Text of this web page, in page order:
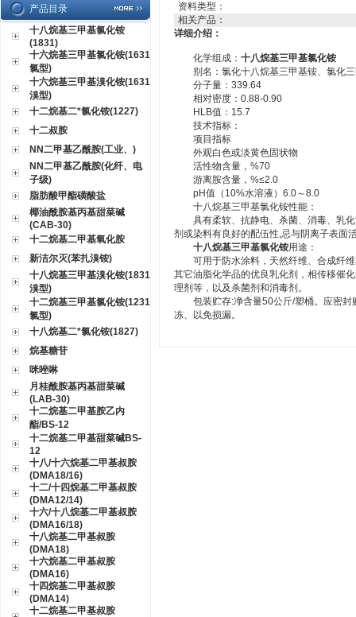
产品目录
十八烷基三甲基氯化铵
(1831)
十六烷基三甲基氯化铵(1631
氯型)
十六烷基三甲基溴化铵(1631
溴型)
十二烷基二*氯化铵(1227)
十二叔胺
NN二甲基乙酰胺(工业、)
NN二甲基乙酰胺(化纤、电
子级)
脂肪酸甲酯磺酸盐
椰油酰胺基丙基甜菜碱
(CAB-30)
十二烷基二甲基氧化胺
新洁尔灭(苯扎溴铵)
十八烷基三甲基溴化铵(1831
溴型)
十二烷基三甲基氯化铵(1231
氯型)
十八烷基二*氯化铵(1827)
烷基糖苷
咪唑啉
月桂酰胺基丙基甜菜碱
(LAB-30)
十二烷基二甲基胺乙内
酯/BS-12
十二烷基二甲基甜菜碱BS-
12
十八/十六烷基二甲基叔胺
(DMA18/16)
十二/十四烷基二甲基叔胺
(DMA12/14)
十六/十八烷基二甲基叔胺
(DMA16/18)
十八烷基二甲基叔胺
(DMA18)
十六烷基二甲基叔胺
(DMA16)
十四烷基二甲基叔胺
(DMA14)
十二烷基二甲基叔胺
资料类型：
相关产品：
详细介绍：
化学组成： 十八烷基三甲基氯化铵
别名：氯化十八烷基三甲基铵、氯化三
分子量：339.64
相对密度：0.88-0.90
HLB值：15.7
技术指标：
项目指标
外观白色或淡黄色固状物
活性物含量，%70
游离胺含量，%≤2.0
pH值（10%水溶液）6.0～8.0
十八烷基三甲基氯化铵性能：
具有柔软、抗静电、杀菌、消毒、乳化
剂或染料有良好的配伍性,忌与阴离子表面
十八烷基三甲基氯化铵用途：
可用于防水涂料，天然纤维、合成纤维
其它油脂化学品的优良乳化剂，相传移催
理剂等，以及杀菌剂和消毒剂。
包装贮存:净含量50公斤/塑桶。应密封
冻、以免损漏。